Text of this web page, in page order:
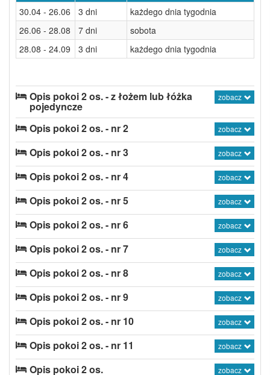
30.04 - 26.06
3 dni
każdego dnia tygodnia
26.06 - 28.08
7 dni
sobota
28.08 - 24.09
3 dni każdego dnia tygodnia
Opis pokoi 2 os. - z łożem lub łóżka
pojedyncze
zobacz
Opis pokoi 2 os. - nr 2 zobacz
Opis pokoi 2 os. - nr 3 zobacz
Opis pokoi 2 os. - nr 4 zobacz
Opis pokoi 2 os. - nr 5 zobacz
Opis pokoi 2 os. - nr 6 zobacz
Opis pokoi 2 os. - nr 7 zobacz
Opis pokoi 2 os. - nr 8 zobacz
Opis pokoi 2 os. - nr 9 zobacz
Opis pokoi 2 os. - nr 10 zobacz
Opis pokoi 2 os. - nr 11 zobacz
Opis pokoi 2 os. zobacz